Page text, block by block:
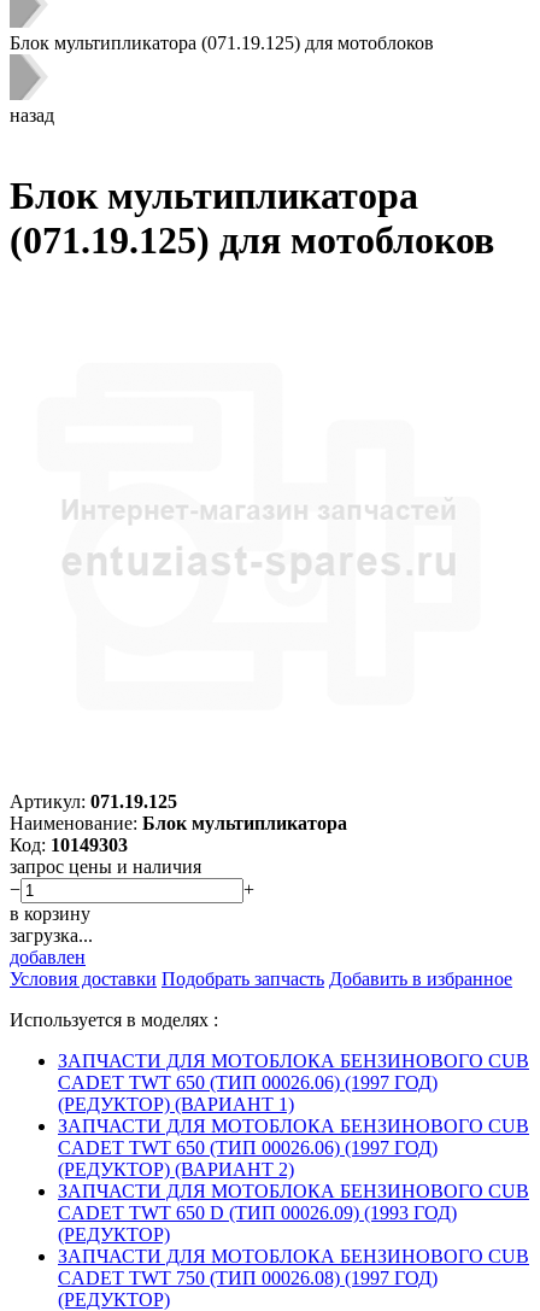
Блок мультипликатора (071.19.125) для мотоблоков
назад
Блок мультипликатора
(071.19.125) для мотоблоков
Артикул: 071.19.125
Наименование: Блок мультипликатора
Код: 10149303
запрос цены и наличия
−
+
в корзину
загрузка...
добавлен
Условия доставки Подобрать запчасть Добавить в избранное
Используется в моделях :
ЗАПЧАСТИ ДЛЯ МОТОБЛОКА БЕНЗИНОВОГО CUB
CADET TWT 650 (ТИП 00026.06) (1997 ГОД)
(РЕДУКТОР) (ВАРИАНТ 1)
ЗАПЧАСТИ ДЛЯ МОТОБЛОКА БЕНЗИНОВОГО CUB
CADET TWT 650 (ТИП 00026.06) (1997 ГОД)
(РЕДУКТОР) (ВАРИАНТ 2)
ЗАПЧАСТИ ДЛЯ МОТОБЛОКА БЕНЗИНОВОГО CUB
CADET TWT 650 D (ТИП 00026.09) (1993 ГОД)
(РЕДУКТОР)
ЗАПЧАСТИ ДЛЯ МОТОБЛОКА БЕНЗИНОВОГО CUB
CADET TWT 750 (ТИП 00026.08) (1997 ГОД)
(РЕДУКТОР)